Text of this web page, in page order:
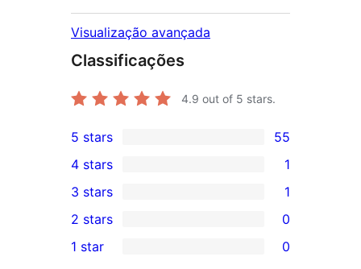
Visualização avançada
Classificações
4.9 out of 5 stars.
55
5-
star
reviews
5 stars 55
4-
star
review
4 stars 1
1
3-
star
3 stars 1
2-
2 stars 0
1 star 0